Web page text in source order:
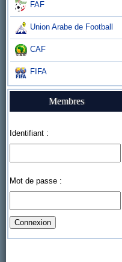
FAF
Union Arabe de Football
CAF
FIFA
Membres
Identifiant :
Mot de passe :